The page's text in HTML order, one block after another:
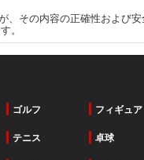
その内容の正確性および
。
ゴルフ フィギュア
テニス 卓球